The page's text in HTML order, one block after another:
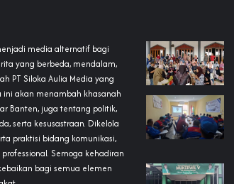
media alternatif bagi
yang berbeda, mendalam,
PT Siloka Aulia Media yang
ini akan menambah khasanah
Banten, juga tentang politik,
serta kesusastraan. Dikelola
praktisi bidang komunikasi,
Semoga kehadiran
bagi semua elemen